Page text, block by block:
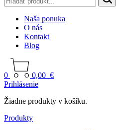
Naša ponuka
O nás
Kontakt
Blog
0 0,00 €
Prihlásenie
Žiadne produkty v košíku.
Produkty